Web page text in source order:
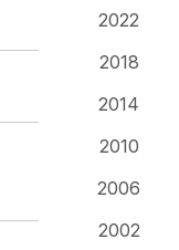
2022
2018
2014
2010
2006
2002